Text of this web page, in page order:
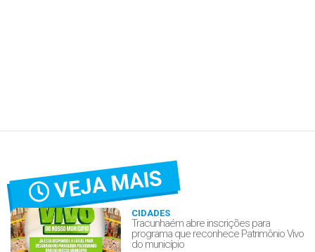
VEJA MAIS
CIDADES
Tracunhaém abre inscrições para
programa que reconhece Patrimônio Vivo
do município